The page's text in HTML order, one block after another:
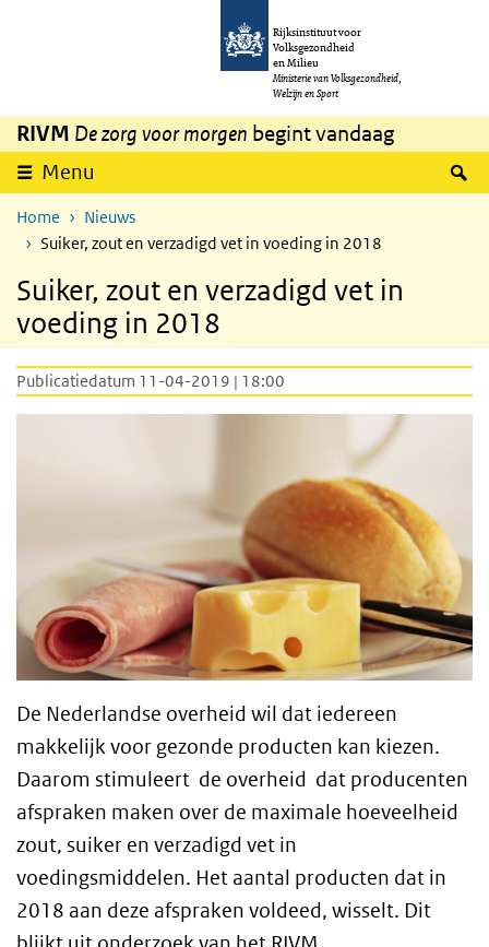
Overslaan en naar de inhoud gaan
Rijksinstituut voor
Volksgezondheid
en Milieu
Ministerie van Volksgezondheid,
Welzijn en Sport
RIVM De zorg voor morgen begint vandaag
Menu
Home
Nieuws
Suiker, zout en verzadigd vet in voeding in 2018
Suiker, zout en verzadigd vet in
voeding in 2018
Publicatiedatum 11-04-2019 | 18:00
De Nederlandse overheid wil dat iedereen
makkelijk voor gezonde producten kan kiezen.
Daarom stimuleert de overheid dat producenten
afspraken maken over de maximale hoeveelheid
zout, suiker en verzadigd vet in
voedingsmiddelen. Het aantal producten dat in
2018 aan deze afspraken voldeed, wisselt. Dit